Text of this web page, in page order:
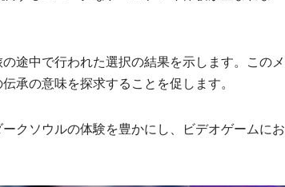
途中で行われた選択の結果を示します。このメ
承の意味を探求することを促します。
クソウルの体験を豊かにし、ビデオゲームにお